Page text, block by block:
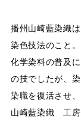
播州山崎藍染織
染色技法のこと。
化学染料の普及
の技でしたが、
染職を復活させ
山崎藍染織 工房